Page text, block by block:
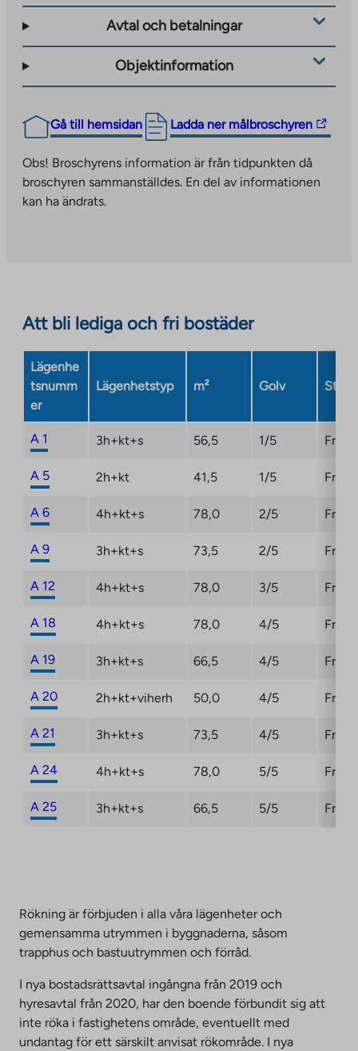
an
external
site
Avtal och betalningar
Objektinformation
Gå till hemsidan Ladda ner målbroschyren
The
takes
you
in
new
Obs! Broschyrens information är från tidpunkten då
broschyren sammanställdes. En del av informationen
kan ha ändrats.
Att bli lediga och fri bostäder
Lägenhe
tsnumm
er
Lägenhetstyp m² Golv
A 1 3h+kt+s 56,5 1/5 Fri
A 5 2h+kt 41,5 1/5 Fri
A 6 4h+kt+s 78,0 2/5 Fri
A 9 3h+kt+s 73,5 2/5 Fri
A 12 4h+kt+s 78,0 3/5 Fri
A 18 4h+kt+s 78,0 4/5 Fri
A 19 3h+kt+s 66,5 4/5 Fri
A 20 2h+kt+viherh 50,0 4/5 Fri
A 21 3h+kt+s 73,5 4/5 Fri
A 24 4h+kt+s 78,0 5/5 Fri
A 25 3h+kt+s 66,5 5/5 Fri
Rökning är förbjuden i alla våra lägenheter och
gemensamma utrymmen i byggnaderna, såsom
trapphus och bastuutrymmen och förråd.
I nya bostadsrättsavtal ingångna från 2019 och
hyresavtal från 2020, har den boende förbundit sig att
inte röka i fastighetens område, eventuellt med
undantag för ett särskilt anvisat rökområde. I nya